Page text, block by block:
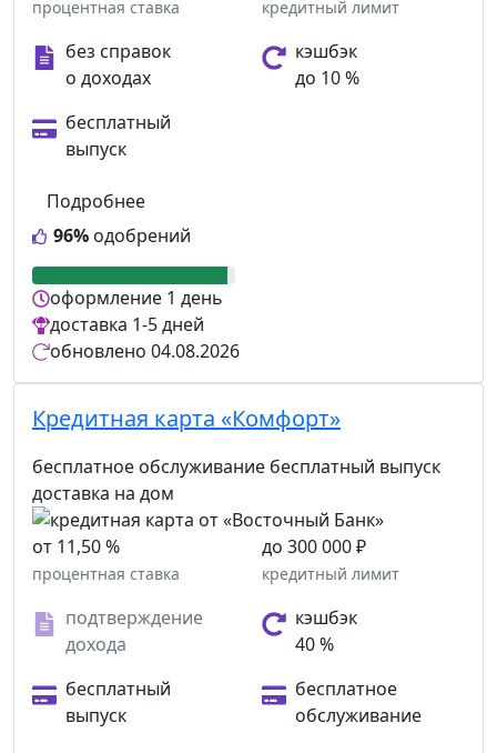
процентная ставка кредитный лимит
без справок
о доходах
кэшбэк
до 10 %
бесплатный
выпуск
96% одобрений
Подробнее
оформление 1 день
доставка 1-5 дней
обновлено 04.08.2026
Кредитная карта «Комфорт»
бесплатное обслуживание бесплатный выпуск
доставка на дом
от 11,50 %
процентная ставка
до 300 000 ₽
кредитный лимит
подтверждение
дохода
кэшбэк
40 %
бесплатный
выпуск
бесплатное
обслуживание